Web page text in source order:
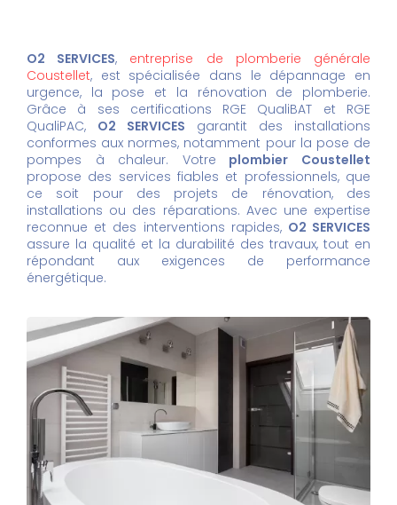
O2 SERVICES, entreprise de plomberie générale
Coustellet, est spécialisée dans le dépannage en
urgence, la pose et la rénovation de plomberie.
Grâce à ses certifications RGE QualiBAT et RGE
QualiPAC, O2 SERVICES garantit des installations
conformes aux normes, notamment pour la pose de
pompes à chaleur. Votre plombier Coustellet
propose des services fiables et professionnels, que
ce soit pour des projets de rénovation, des
installations ou des réparations. Avec une expertise
reconnue et des interventions rapides, O2 SERVICES
assure la qualité et la durabilité des travaux, tout en
répondant aux exigences de performance
énergétique.